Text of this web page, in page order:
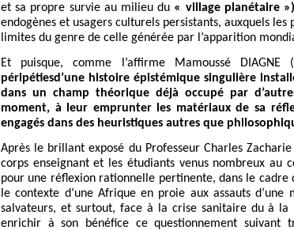
et sa propre survie au milieu du « village planétaire »)
endogènes et usagers culturels persistants, auxquels
limites du genre de celle générée par l’apparition
Et puisque, comme l’affirme Mamoussé
péripétiesd’une histoire épistémique singulière
dans un champ théorique déjà occupé par
moment, à leur emprunter les matériaux de sa
engagés dans des heuristiques autres que
Après le brillant exposé du Professeur Charles
corps enseignant et les étudiants venus nombreux au
pour une réflexion rationnelle pertinente, dans le
le contexte d’une Afrique en proie aux assauts
salvateurs, et surtout, face à la crise sanitaire du à la
enrichir à son bénéfice ce questionnement suivant